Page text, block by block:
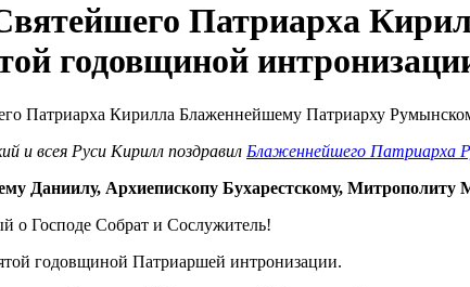
Патриарха
годовщиной
и всея Руси Кирилл поздравил Блаженнейшего Патриарха
Даниилу, Архиепископу Бухарестскому,
о Господе Собрат и Сослужитель!
годовщиной Патриаршей интронизации.